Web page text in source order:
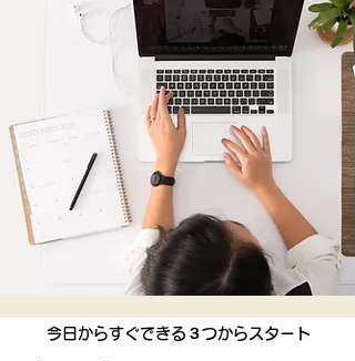
​今日からすぐできる３つからスタート